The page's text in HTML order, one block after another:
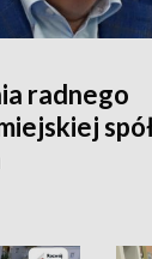
radnego